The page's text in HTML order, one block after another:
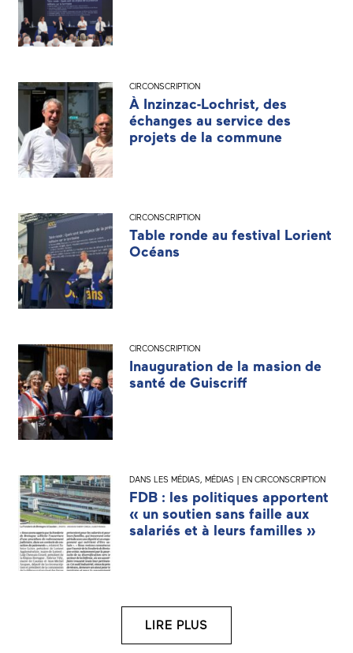
CIRCONSCRIPTION
À Inzinzac-Lochrist, des
échanges au service des
projets de la commune
CIRCONSCRIPTION
Table ronde au festival Lorient
Océans
CIRCONSCRIPTION
Inauguration de la masion de
santé de Guiscriff
DANS LES MÉDIAS, MÉDIAS | EN CIRCONSCRIPTION
FDB : les politiques apportent
« un soutien sans faille aux
salariés et à leurs familles »
LIRE PLUS